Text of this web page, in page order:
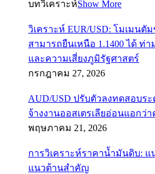
บทวิเคราะห์Show More
วิเคราะห์ EUR/USD: โมเมนตั
สามารถยืนเหนือ 1.1400 ได้ ท่
และความเสี่ยงภูมิรัฐศาสตร์
กรกฎาคม 27, 2026
AUD/USD ปรับตัวลงทดสอบระ
จ้างงานออสเตรเลียอ่อนแอกว่
พฤษภาคม 21, 2026
การวิเคราะห์ราคาน้ำมันดิบ:
แนวต้านสำคัญ